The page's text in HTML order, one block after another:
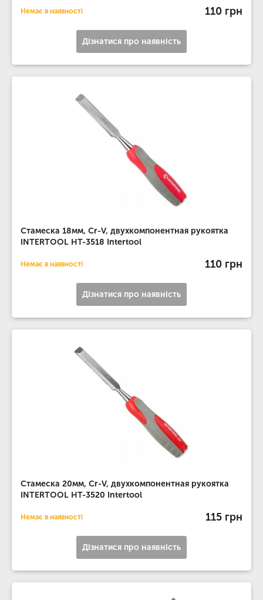
Немає в наявності 110 грн
Дізнатися про наявність
Стамеска 18мм, Cr-V, двухкомпонентная рукоятка
INTERTOOL HT-3518 Intertool
Немає в наявності 110 грн
Дізнатися про наявність
Стамеска 20мм, Cr-V, двухкомпонентная рукоятка
INTERTOOL HT-3520 Intertool
Немає в наявності 115 грн
Дізнатися про наявність